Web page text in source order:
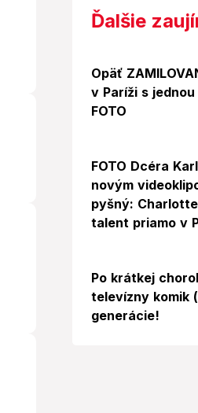
Ďalšie
Foto
Opäť
v Paríži s
FOTO
FOTO Dcéra
novým
pyšný:
talent priamo v
Po krátkej
televízny komik
generácie!